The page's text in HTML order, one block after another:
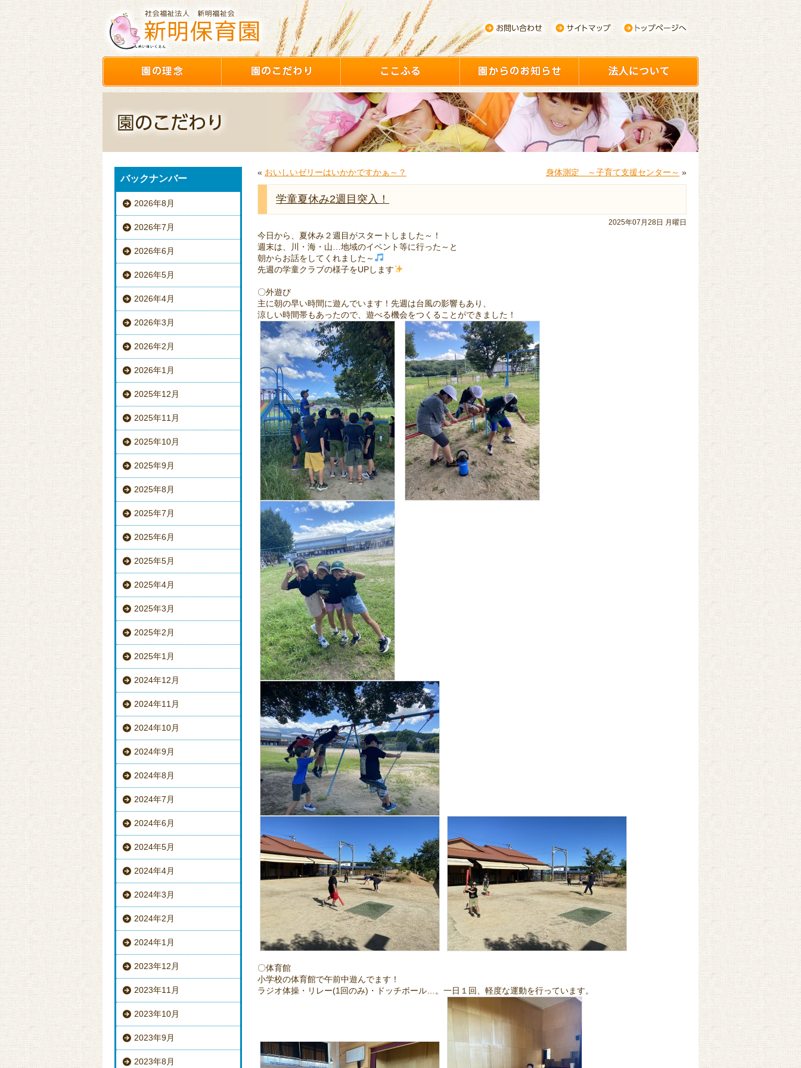
バックナンバー
2026年8月
2026年7月
2026年6月
2026年5月
2026年4月
2026年3月
2026年2月
2026年1月
2025年12月
2025年11月
2025年10月
2025年9月
2025年8月
2025年7月
2025年6月
2025年5月
2025年4月
2025年3月
2025年2月
2025年1月
2024年12月
2024年11月
2024年10月
2024年9月
2024年8月
2024年7月
2024年6月
2024年5月
2024年4月
2024年3月
2024年2月
2024年1月
2023年12月
2023年11月
2023年10月
2023年9月
2023年8月
« おいしいゼリーはいかかですかぁ～？ 身体測定 ～子育て支援センター～ »
学童夏休み2週目突入！
2025年07月28日 月曜日
今日から、夏休み２週目がスタートしました～！
週末は、川・海・山…地域のイベント等に行った～と
朝からお話をしてくれました～
先週の学童クラブの様子をUPします
〇外遊び
主に朝の早い時間に遊んでいます！先週は台風の影響もあり、
涼しい時間帯もあったので、遊べる機会をつくることができました！
〇体育館
小学校の体育館で午前中遊んでます！
ラジオ体操・リレー(1回のみ)・ドッチボール…。一日１回、軽度な運動を行っています。